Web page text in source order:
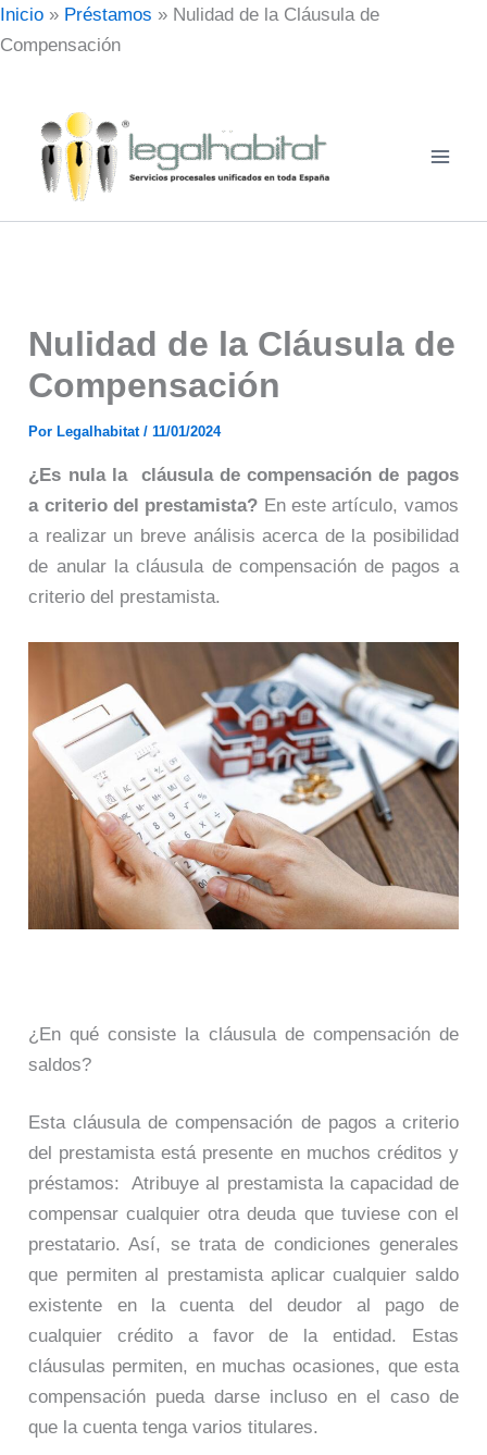
Inicio » Préstamos » Nulidad de la Cláusula de
Compensación
Ir
al
Nulidad de la Cláusula de
Compensación
Por Legalhabitat/11/01/2024
¿Es nula la cláusula de compensación de pagos
a criterio del prestamista? En este artículo, vamos
a realizar un breve análisis acerca de la posibilidad
de anular la cláusula de compensación de pagos a
criterio del prestamista.
¿En qué consiste la cláusula de compensación de
saldos?
Esta cláusula de compensación de pagos a criterio
del prestamista está presente en muchos créditos y
préstamos: Atribuye al prestamista la capacidad de
compensar cualquier otra deuda que tuviese con el
prestatario. Así, se trata de condiciones generales
que permiten al prestamista aplicar cualquier saldo
existente en la cuenta del deudor al pago de
cualquier crédito a favor de la entidad. Estas
cláusulas permiten, en muchas ocasiones, que esta
compensación pueda darse incluso en el caso de
que la cuenta tenga varios titulares.